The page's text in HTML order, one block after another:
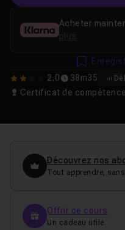
2 2,0 38m35
Certificat de
Acheter
plus
Découvrez nos
Tout apprendre,
Offrir ce cours
Un cadeau utile.